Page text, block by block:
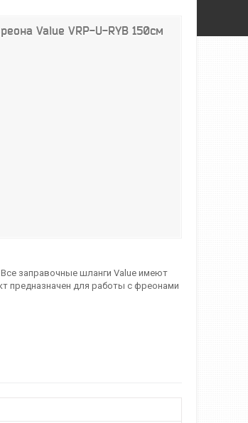
Value VRP-U-RYB 150см
заправочные шланги Value имеют
предназначен для работы с фреонами